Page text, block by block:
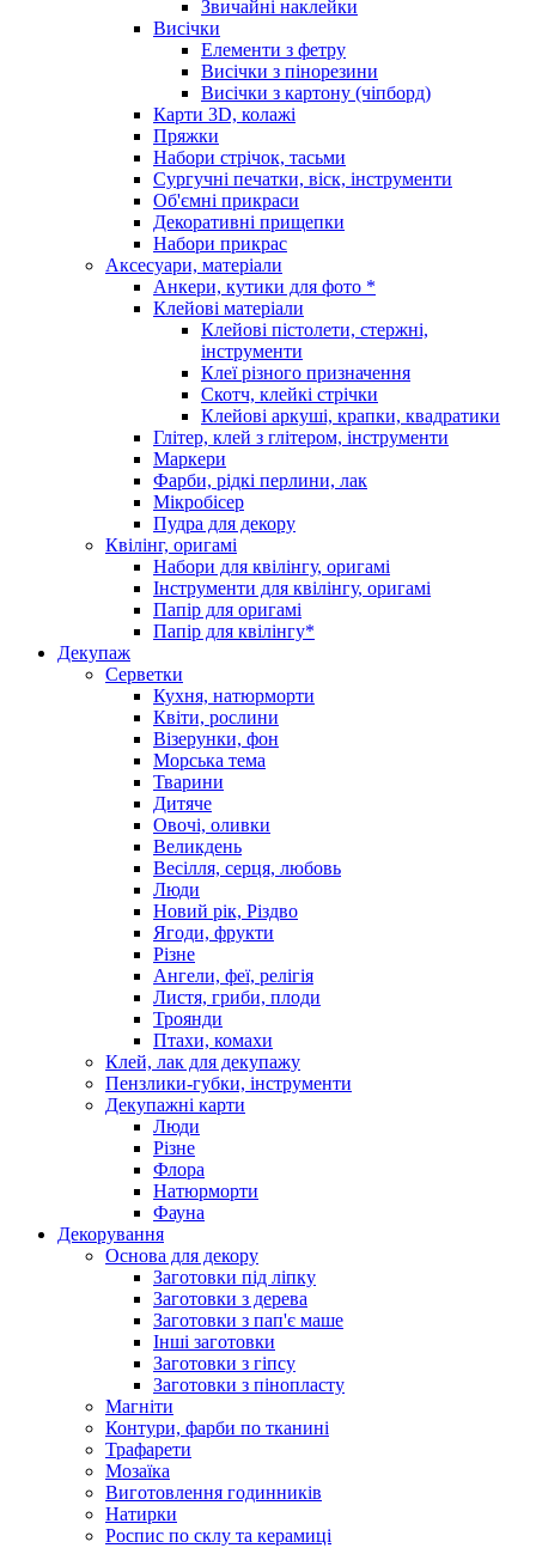
Звичайні наклейки
Висічки
Елементи з фетру
Висічки з пінорезини
Висічки з картону (чіпборд)
Карти 3D, колажі
Пряжки
Набори стрічок, тасьми
Сургучні печатки, віск, інструменти
Об'ємні прикраси
Декоративні прищепки
Набори прикрас
Аксесуари, матеріали
Анкери, кутики для фото *
Клейові матеріали
Клейові пістолети, стержні,
інструменти
Клеї різного призначення
Скотч, клейкі стрічки
Клейові аркуші, крапки, квадратики
Глітер, клей з глітером, інструменти
Маркери
Фарби, рідкі перлини, лак
Мікробісер
Пудра для декору
Квілінг, оригамі
Набори для квілінгу, оригамі
Інструменти для квілінгу, оригамі
Папір для оригамі
Папір для квілінгу*
Декупаж
Серветки
Кухня, натюрморти
Квіти, рослини
Візерунки, фон
Морська тема
Тварини
Дитяче
Овочі, оливки
Великдень
Весілля, серця, любовь
Люди
Новий рік, Різдво
Ягоди, фрукти
Різне
Ангели, феї, релігія
Листя, гриби, плоди
Троянди
Птахи, комахи
Клей, лак для декупажу
Пензлики-губки, інструменти
Декупажні карти
Люди
Різне
Флора
Натюрморти
Фауна
Декорування
Основа для декору
Заготовки під ліпку
Заготовки з дерева
Заготовки з пап'є маше
Інші заготовки
Заготовки з гіпсу
Заготовки з пінопласту
Магніти
Контури, фарби по тканині
Трафарети
Мозаїка
Виготовлення годинників
Натирки
Роспис по склу та керамиці